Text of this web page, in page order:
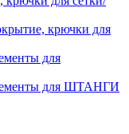
крючки для
для
для ШТАНГИ